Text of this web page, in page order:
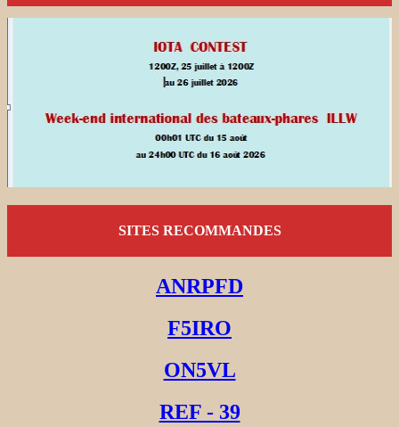
SITES RECOMMANDES
ANRPFD
F5IRO
ON5VL
REF - 39